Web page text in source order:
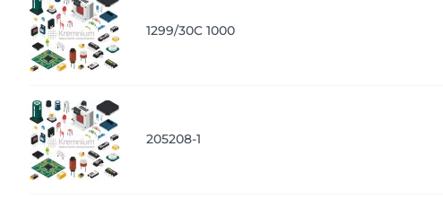
1299/30C 1000
205208-1